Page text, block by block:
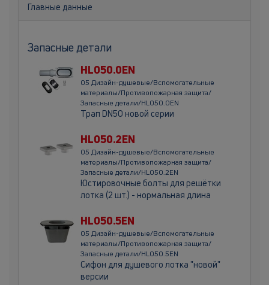
Главные данные
Запасные детали
HL050.0EN
05 Дизайн-душевые/Вспомогательные
материалы/Противопожарная защита/
Запасные детали/HL050.0EN
Трап DN50 новой серии
HL050.2EN
05 Дизайн-душевые/Вспомогательные
материалы/Противопожарная защита/
Запасные детали/HL050.2EN
Юстировочные болты для решётки
лотка (2 шт.) - нормальная длина
HL050.5EN
05 Дизайн-душевые/Вспомогательные
материалы/Противопожарная защита/
Запасные детали/HL050.5EN
Сифон для душевого лотка "новой"
версии